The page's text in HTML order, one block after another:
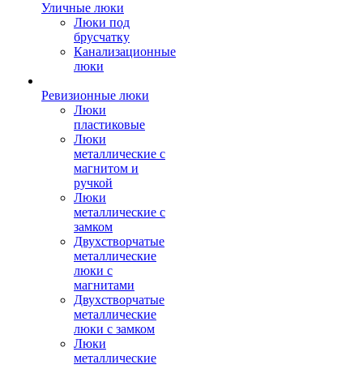
Уличные люки
Люки под
брусчатку
Канализационные
люки
Ревизионные люки
Люки
пластиковые
Люки
металлические с
магнитом и
ручкой
Люки
металлические с
замком
Двухстворчатые
металлические
люки с
магнитами
Двухстворчатые
металлические
люки с замком
Люки
металлические